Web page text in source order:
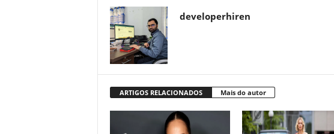
developerhiren
ARTIGOS RELACIONADOS Mais do autor